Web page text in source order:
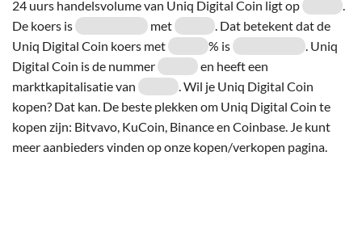
24 uurs handelsvolume van Uniq Digital Coin ligt op
.
De koers is
met
. Dat betekent dat de
Uniq Digital Coin koers met
% is
. Uniq
Digital Coin is de nummer
en heeft een
marktkapitalisatie van
. Wil je Uniq Digital Coin
kopen? Dat kan. De beste plekken om Uniq Digital Coin te
kopen zijn: Bitvavo, KuCoin, Binance en Coinbase. Je kunt
meer aanbieders vinden op onze kopen/verkopen pagina.